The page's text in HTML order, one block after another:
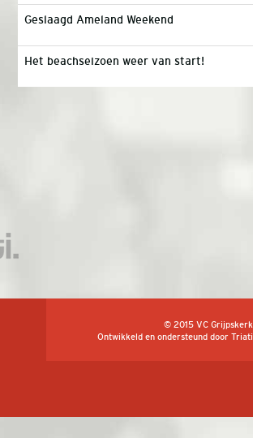
Geslaagd Ameland Weekend
Het beachseizoen weer van start!
© 2015 VC Grijpskerk
Ontwikkeld en ondersteund door Triati